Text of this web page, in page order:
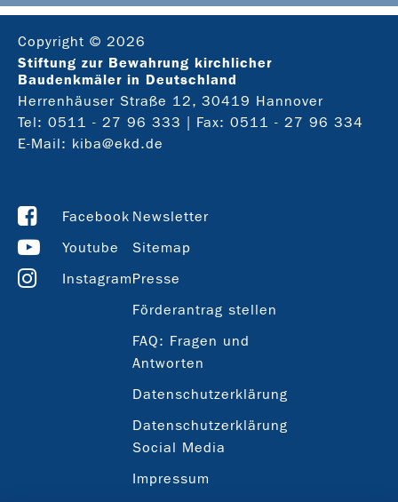
Copyright © 2026
Stiftung zur Bewahrung kirchlicher
Baudenkmäler in Deutschland
Herrenhäuser Straße 12, 30419 Hannover
Tel: 0511 - 27 96 333 | Fax: 0511 - 27 96 334
E-Mail: kiba@ekd.de
Facebook
Youtube
Instagram
Newsletter
Sitemap
Presse
Förderantrag stellen
FAQ: Fragen und
Antworten
Datenschutzerklärung
Datenschutzerklärung
Social Media
Impressum